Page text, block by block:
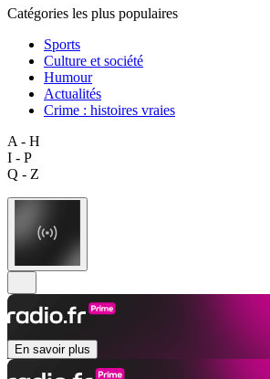
Catégories les plus populaires
Sports
Culture et société
Humour
Actualités
Crime : histoires vraies
A - H
I - P
Q - Z
En savoir plus